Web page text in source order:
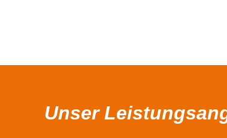
Unser